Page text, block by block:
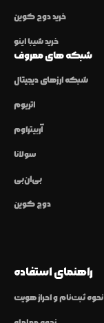
خرید دوج کوین
خرید شیبا اینو
شبکه های معروف
شبکه ارزهای دیجیتال
اتریوم
آربیتراوم
سولانا
بی‌ان‌بی
دوج کوین
راهنمای استفاده
نحوه ثبت‌نام و احراز هویت